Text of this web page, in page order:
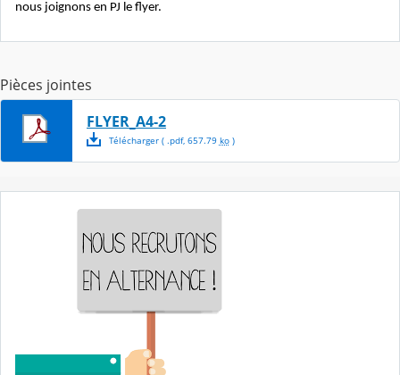
nous joignons en PJ le flyer.
Pièces jointes
FLYER_A4-2
Télécharger( .pdf, 657.79 ko)